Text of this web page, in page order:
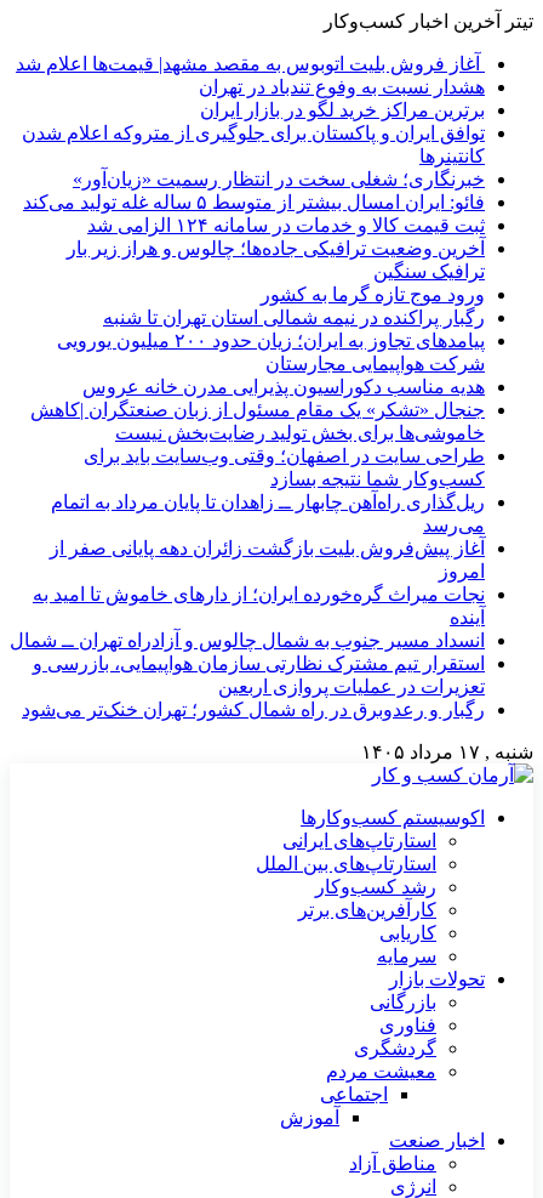
تیتر آخرین اخبار کسب‌وکار
آغاز فروش بلیت اتوبوس به مقصد مشهد| قیمت‌ها اعلام شد
هشدار نسبت به وفوع تندباد در تهران
برترین مراکز خرید لگو در بازار ایران
توافق ایران و پاکستان برای جلوگیری از متروکه اعلام شدن
کانتینرها
خبرنگاری؛ شغلی سخت در انتظار رسمیت «زیان‌آور»
فائو: ایران امسال بیشتر از متوسط ۵ ساله غله تولید می‌کند
ثبت قیمت کالا و خدمات در سامانه ۱۲۴ الزامی شد
آخرین وضعیت ترافیکی جاده‌ها؛ چالوس و هراز زیر بار
ترافیک سنگین
ورود موج تازه گرما به کشور
رگبار پراکنده در نیمه شمالی استان تهران تا شنبه
پیامدهای تجاوز به ایران؛ زیان حدود ۲۰۰ میلیون یورویی
شرکت هواپیمایی مجارستان
هدیه مناسب دکوراسیون پذیرایی مدرن خانه عروس
جنجال «تشکر» یک مقام مسئول از زبان صنعتگران |کاهش
خاموشی‌ها برای بخش تولید رضایت‌بخش نیست
طراحی سایت در اصفهان؛ وقتی وب‌سایت باید برای
کسب‌وکار شما نتیجه بسازد
ریل‌گذاری راه‌آهن چابهار ــ زاهدان تا پایان مرداد به اتمام
می‌رسد
آغاز پیش‌فروش بلیت بازگشت زائران دهه پایانی صفر از
امروز
نجات میراث گره‌خورده ایران؛ از دارهای خاموش تا امید به
آینده
انسداد مسیر جنوب به شمال چالوس و آزادراه تهران ــ شمال
استقرار تیم مشترک نظارتی سازمان هواپیمایی، بازرسی و
تعزیرات در عملیات پروازی اربعین
رگبار و رعدوبرق در راه شمال کشور؛ تهران خنک‌تر می‌شود
شنبه , ۱۷ مرداد ۱۴۰۵
اکوسیستم کسب‌وکارها
استارتاپ‌های ایرانی
استارتاپ‌های بین الملل
رشد کسب‌وکار
کارآفرین‌های برتر
کاریابی
سرمایه
تحولات بازار
بازرگانی
فناوری
گردشگری
معیشت مردم
اجتماعی
آموزش
اخبار صنعت
مناطق آزاد
انرژی